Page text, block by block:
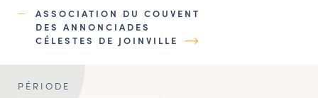
ASSOCIATION DU COUVENT
DES ANNONCIADES
CÉLESTES DE JOINVILLE
PÉRIODE